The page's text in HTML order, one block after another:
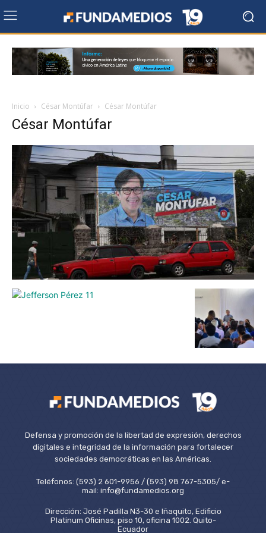
Inicio César Montúfar César Montúfar
César Montúfar
Defensa y promoción de la libertad de expresión, derechos
digitales e integridad de la información para fortalecer
sociedades democráticas en las Américas.
Teléfonos: (593) 2 601-9956 / (593) 98 767-5305/ e-
mail: info@fundamedios.org
Dirección: José Padilla N3-30 e Iñaquito, Edificio
Platinum Oficinas, piso 10, oficina 1002. Quito-
Ecuador